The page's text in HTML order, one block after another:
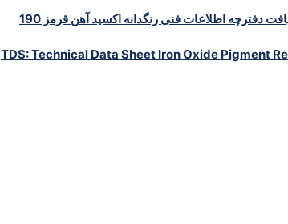
دفترچه اطلاعات فنی رنگدانه اکسید آهن قرمز 190
TDS: Technical Data Sheet Iron Oxide Pigment